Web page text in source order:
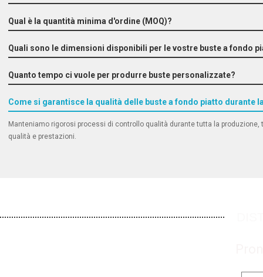
Qual è la quantità minima d'ordine (MOQ)?
Quali sono le dimensioni disponibili per le vostre buste a fondo
Quanto tempo ci vuole per produrre buste personalizzate?
Come si garantisce la qualità delle buste a fondo piatto durante
Manteniamo rigorosi processi di controllo qualità durante tutta la
qualità e prestazioni.